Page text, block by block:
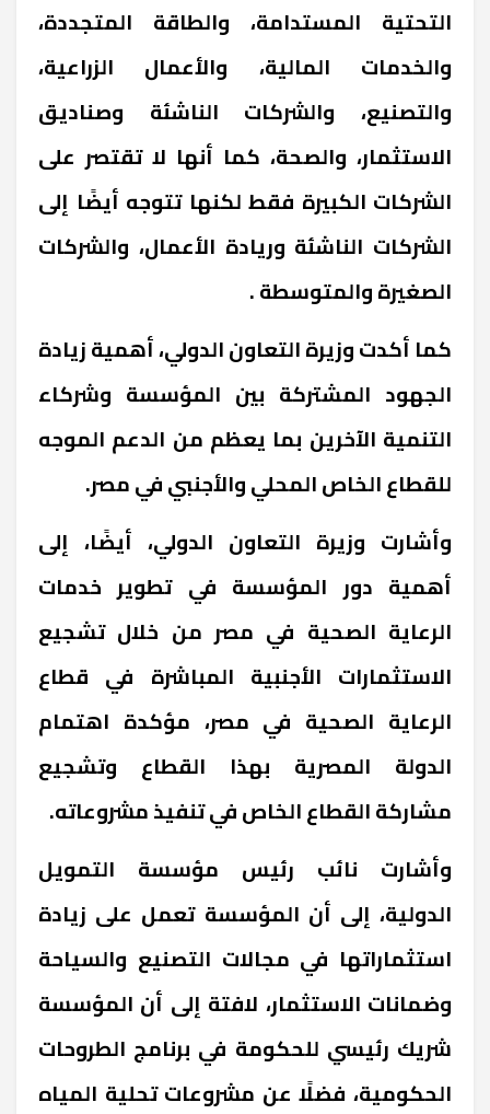
التحتية المستدامة، والطاقة المتجددة،
والخدمات المالية، والأعمال الزراعية،
والتصنيع، والشركات الناشئة وصناديق
الاستثمار، والصحة، كما أنها لا تقتصر على
الشركات الكبيرة فقط لكنها تتوجه أيضًا إلى
الشركات الناشئة وريادة الأعمال، والشركات
الصغيرة والمتوسطة .
كما أكدت وزيرة التعاون الدولي، أهمية زيادة
الجهود المشتركة بين المؤسسة وشركاء
التنمية الآخرين بما يعظم من الدعم الموجه
للقطاع الخاص المحلي والأجنبي في مصر.
وأشارت وزيرة التعاون الدولي، أيضًا، إلى
أهمية دور المؤسسة في تطوير خدمات
الرعاية الصحية في مصر من خلال تشجيع
الاستثمارات الأجنبية المباشرة في قطاع
الرعاية الصحية في مصر، مؤكدة اهتمام
الدولة المصرية بهذا القطاع وتشجيع
مشاركة القطاع الخاص في تنفيذ مشروعاته.
وأشارت نائب رئيس مؤسسة التمويل
الدولية، إلى أن المؤسسة تعمل على زيادة
استثماراتها في مجالات التصنيع والسياحة
وضمانات الاستثمار، لافتة إلى أن المؤسسة
شريك رئيسي للحكومة في برنامج الطروحات
الحكومية، فضلًا عن مشروعات تحلية المياه